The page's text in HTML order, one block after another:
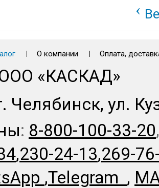
‹
О компании Оплата,
«КАСКАД»
Челябинск, ул.
: 8-800-100-33-20
,230-24-13,269-
,Telegram ,